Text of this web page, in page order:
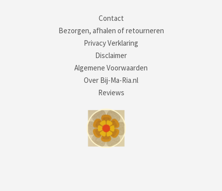
Contact
Bezorgen, afhalen of retourneren
Privacy Verklaring
Disclaimer
Algemene Voorwaarden
Over Bij-Ma-Ria.nl
Reviews